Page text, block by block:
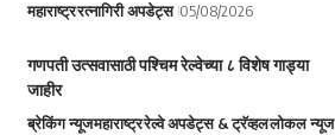
महाराष्ट्ररत्नागिरी अपडेट्स 05/08/2026
गणपती उत्सवासाठी पश्चिम रेल्वेच्या ८ विशेष गाड्या
जाहीर
ब्रेकिंग न्यूजमहाराष्ट्ररेल्वे अपडेट्स & ट्रॅव्हललोकल न्यूज